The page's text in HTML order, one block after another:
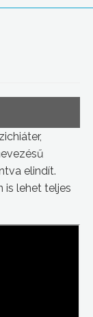
elindít.
is lehet teljes